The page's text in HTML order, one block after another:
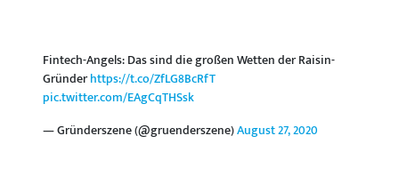
Fintech-Angels: Das sind die großen Wetten der Raisin-
Gründerhttps://t.co/ZfLG8BcRfT
pic.twitter.com/EAgCqTHSsk
— Gründerszene (@gruenderszene)August 27, 2020